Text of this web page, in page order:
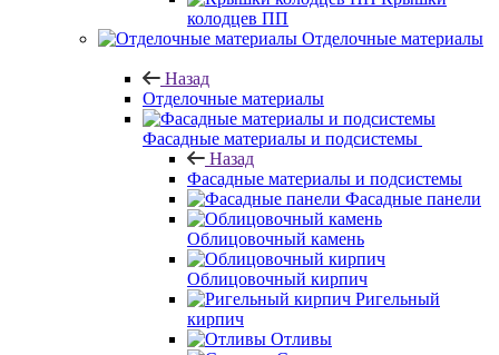
колодцев ПП
Отделочные материалы
Назад
Отделочные материалы
Фасадные материалы и подсистемы
Назад
Фасадные материалы и подсистемы
Фасадные панели
Облицовочный камень
Облицовочный кирпич
Ригельный
кирпич
Отливы